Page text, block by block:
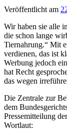
Veröffentlicht am
Wir haben sie alle
die schon lange
Tiernahrung.“ Mit
verdienen, das ist
Werbung jedoch
hat Recht
das wegen
Die Zentrale zur
dem
Pressemitteilung
Wortlaut: